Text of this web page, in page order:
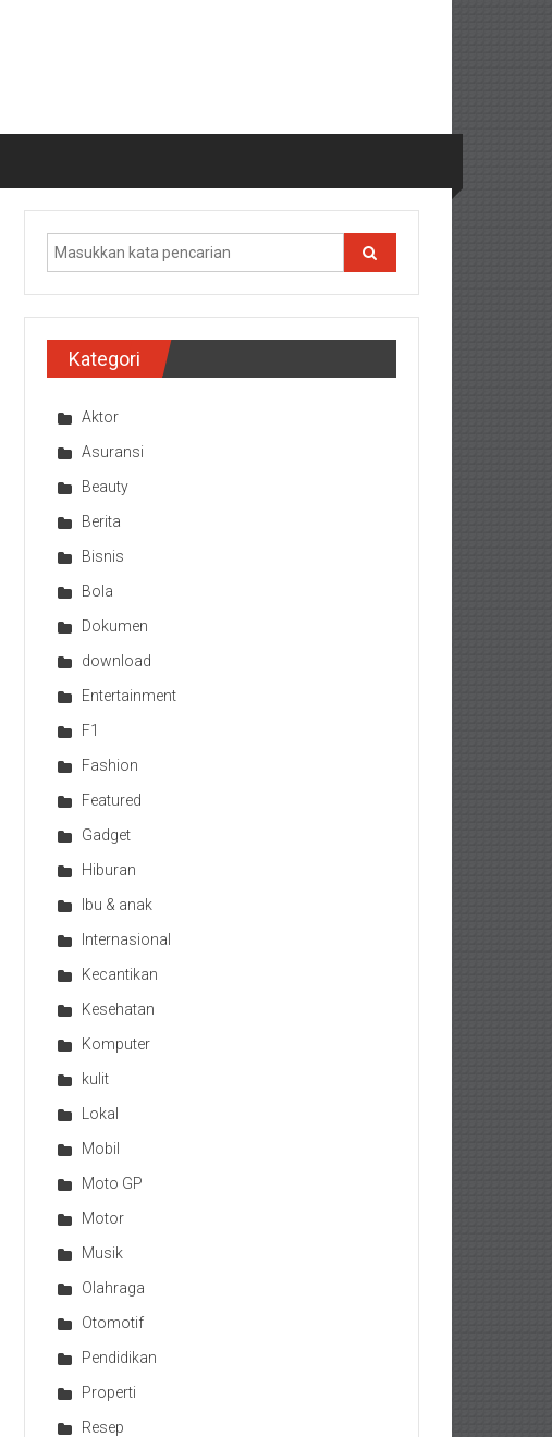
Kategori
Aktor
Asuransi
Beauty
Berita
Bisnis
Bola
Dokumen
download
Entertainment
F1
Fashion
Featured
Gadget
Hiburan
Ibu & anak
Internasional
Kecantikan
Kesehatan
Komputer
kulit
Lokal
Mobil
Moto GP
Motor
Musik
Olahraga
Otomotif
Pendidikan
Properti
Resep